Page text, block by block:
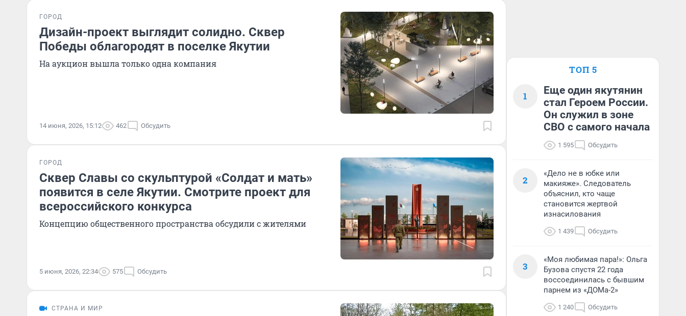
ГОРОД
Дизайн-проект выглядит солидно. Сквер
Победы облагородят в поселке Якутии
На аукцион вышла только одна компания
14 июня, 2026, 15:12 462 Обсудить
ГОРОД
Сквер Славы со скульптурой «Солдат и мать»
появится в селе Якутии. Смотрите проект для
всероссийского конкурса
Концепцию общественного пространства обсудили с жителями
5 июня, 2026, 22:34 575 Обсудить
СТРАНА И МИР
ТОП 5
1
Еще один якутянин
стал Героем России.
Он служил в зоне
СВО с самого начала
1 595 Обсудить
2
«Дело не в юбке или
макияже». Следователь
объяснил, кто чаще
становится жертвой
изнасилования
1 439 Обсудить
3
«Моя любимая пара!»: Ольга
Бузова спустя 22 года
воссоединилась с бывшим
парнем из «ДОМа-2»
1 240 Обсудить